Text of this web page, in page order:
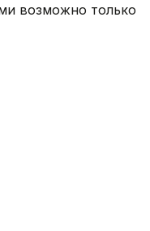
возможно только